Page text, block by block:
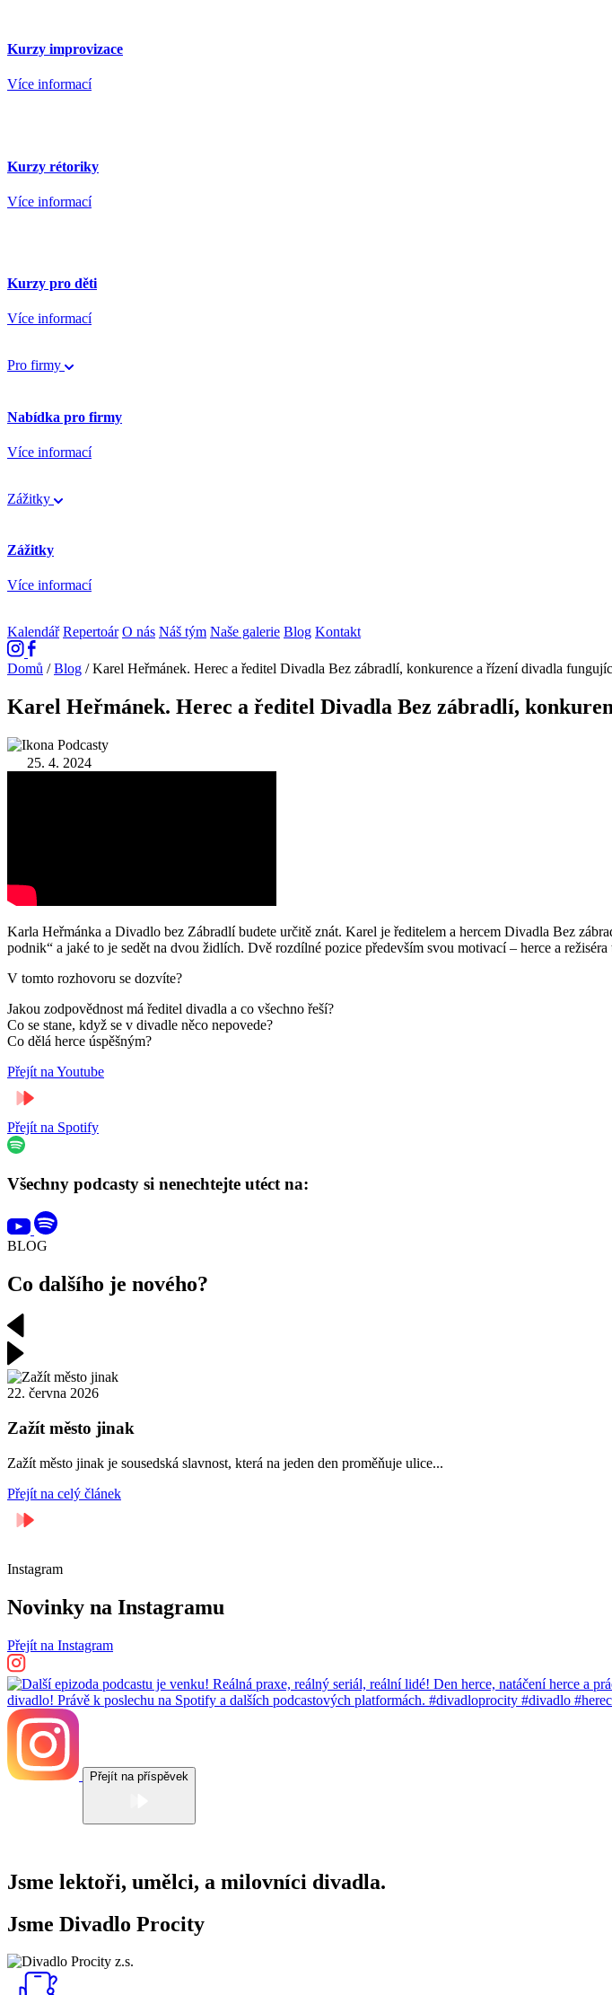
Kurzy improvizace
Více informací
Kurzy rétoriky
Více informací
Kurzy pro děti
Více informací
Pro firmy
Nabídka pro firmy
Více informací
Zážitky
Zážitky
Více informací
Kalendář Repertoár O nás Náš tým Naše galerie Blog Kontakt
Domů / Blog / Karel Heřmánek. Herec a ředitel Divadla Bez zábradlí, konkurence a řízení divadla
Karel Heřmánek. Herec a ředitel Divadla Bez zábradlí,
Podcasty
25. 4. 2024
Karla Heřmánka a Divadlo bez Zábradlí budete určitě znát. Karel je ředitelem a hercem Divadla Bez
podnik“ a jaké to je sedět na dvou židlích. Dvě rozdílné pozice především svou motivací – herce a
V tomto rozhovoru se dozvíte?
Jakou zodpovědnost má ředitel divadla a co všechno řeší?
Co se stane, když se v divadle něco nepovede?
Co dělá herce úspěšným?
Přejít na Youtube
Přejít na Spotify
Všechny podcasty si nenechtejte utéct na:
BLOG
Co dalšího je nového?
22. června 2026
Zažít město jinak
Zažít město jinak je sousedská slavnost, která na jeden den proměňuje ulice...
Přejít na celý článek
Instagram
Novinky na Instagramu
Přejít na Instagram
Přejít na příspěvek
Jsme lektoři, umělci, a milovníci divadla.
Jsme Divadlo Procity